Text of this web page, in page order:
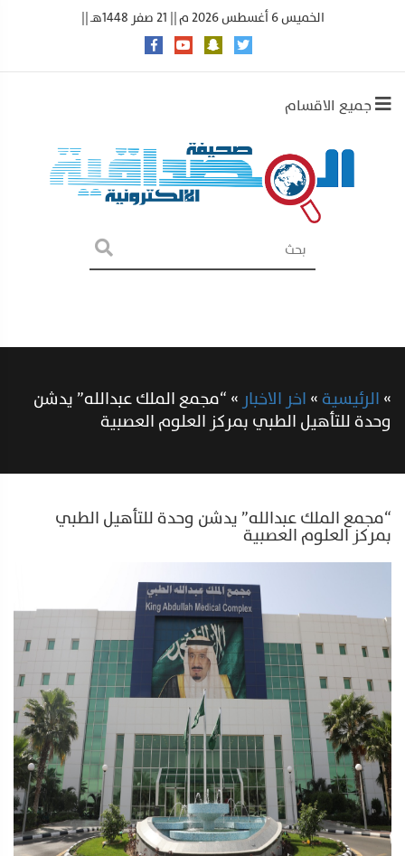
الخميس 6 أغسطس 2026 م || 21 صفر 1448هـ ||
جميع الاقسام
»الرئيسية»اخر الاخبار »“مجمع الملك عبدالله” يدشن
وحدة للتأهيل الطبي بمركز العلوم العصبية
“مجمع الملك عبدالله” يدشن وحدة للتأهيل الطبي
بمركز العلوم العصبية